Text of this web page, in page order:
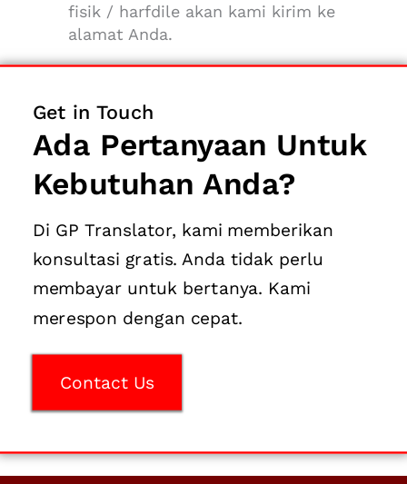
fisik / harfdile akan kami kirim ke
alamat Anda.
Get in Touch
Ada Pertanyaan Untuk
Kebutuhan Anda?
Di GP Translator, kami memberikan
konsultasi gratis. Anda tidak perlu
membayar untuk bertanya. Kami
merespon dengan cepat.
Contact Us